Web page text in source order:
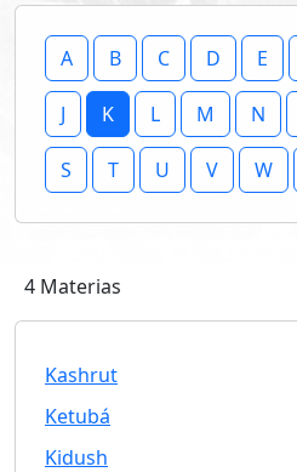
A B C D E
J K L M N
S T U V W
4 Materias
Kashrut
Ketubá
Kidush